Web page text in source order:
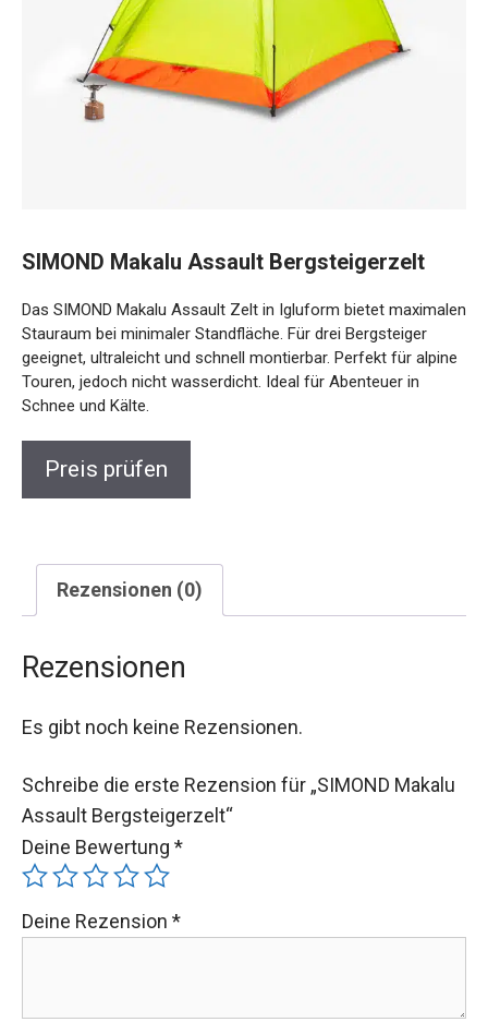
SIMOND Makalu Assault Bergsteigerzelt
Das SIMOND Makalu Assault Zelt in Igluform bietet maximalen
Stauraum bei minimaler Standfläche. Für drei Bergsteiger
geeignet, ultraleicht und schnell montierbar. Perfekt für alpine
Touren, jedoch nicht wasserdicht. Ideal für Abenteuer in
Schnee und Kälte.
Preis prüfen
Rezensionen (0)
Rezensionen
Es gibt noch keine Rezensionen.
Schreibe die erste Rezension für „SIMOND Makalu
Assault Bergsteigerzelt“
Deine Bewertung *
Deine Rezension *